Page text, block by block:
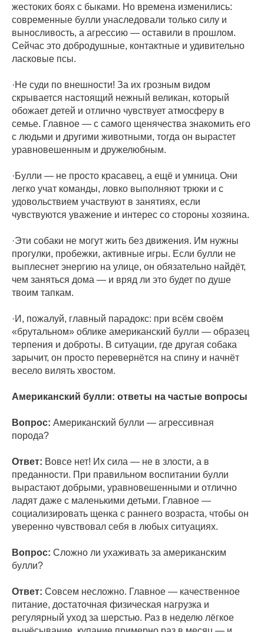
жестоких боях с быками. Но времена изменились:
современные булли унаследовали только силу и
выносливость, а агрессию — оставили в прошлом.
Сейчас это добродушные, контактные и удивительно
ласковые псы.
·Не суди по внешности! За их грозным видом
скрывается настоящий нежный великан, который
обожает детей и отлично чувствует атмосферу в
семье. Главное — с самого щенячества знакомить его
с людьми и другими животными, тогда он вырастет
уравновешенным и дружелюбным.
·Булли — не просто красавец, а ещё и умница. Они
легко учат команды, ловко выполняют трюки и с
удовольствием участвуют в занятиях, если
чувствуются уважение и интерес со стороны хозяина.
·Эти собаки не могут жить без движения. Им нужны
прогулки, пробежки, активные игры. Если булли не
выплеснет энергию на улице, он обязательно найдёт,
чем заняться дома — и вряд ли это будет по душе
твоим тапкам.
·И, пожалуй, главный парадокс: при всём своём
«брутальном» облике американский булли — образец
терпения и доброты. В ситуации, где другая собака
зарычит, он просто перевернётся на спину и начнёт
весело вилять хвостом.
Американский булли: ответы на частые вопросы
Вопрос: Американский булли — агрессивная
порода?
Ответ: Вовсе нет! Их сила — не в злости, а в
преданности. При правильном воспитании булли
вырастают добрыми, уравновешенными и отлично
ладят даже с маленькими детьми. Главное —
социализировать щенка с раннего возраста, чтобы он
уверенно чувствовал себя в любых ситуациях.
Вопрос: Сложно ли ухаживать за американским
булли?
Ответ: Совсем несложно. Главное — качественное
питание, достаточная физическая нагрузка и
регулярный уход за шерстью. Раз в неделю лёгкое